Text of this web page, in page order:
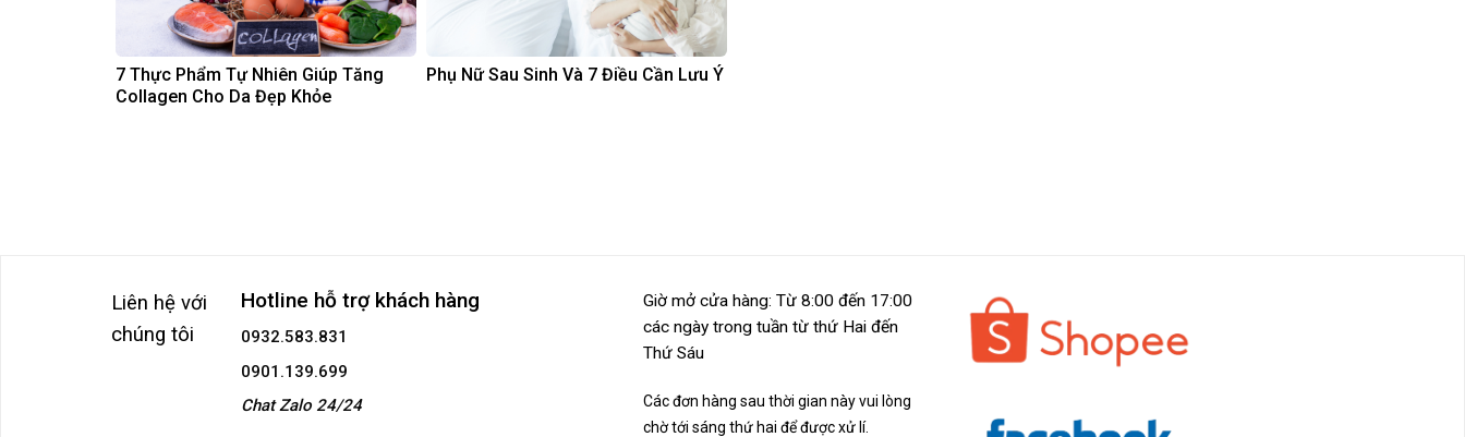
7 Thực Phẩm Tự Nhiên Giúp Tăng
Collagen Cho Da Đẹp Khỏe
Phụ Nữ Sau Sinh Và 7 Điều Cần Lưu Ý
Liên hệ với
chúng tôi
Hotline hỗ trợ khách hàng
0932.583.831
0901.139.699
Chat Zalo 24/24
Giờ mở cửa hàng: Từ 8:00 đến 17:00
các ngày trong tuần từ thứ Hai đến
Thứ Sáu
Các đơn hàng sau thời gian này vui lòng
chờ tới sáng thứ hai để được xử lí.